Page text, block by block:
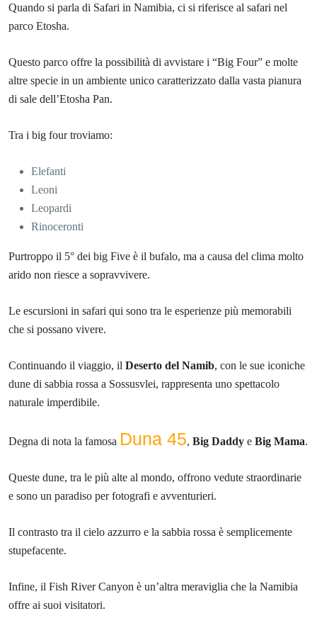
Quando si parla di Safari in Namibia, ci si riferisce al safari nel
parco Etosha.
Questo parco offre la possibilità di avvistare i “Big Four” e molte
altre specie in un ambiente unico caratterizzato dalla vasta pianura
di sale dell’Etosha Pan.
Tra i big four troviamo:
Elefanti
Leoni
Leopardi
Rinoceronti
Purtroppo il 5° dei big Five è il bufalo, ma a causa del clima molto
arido non riesce a sopravvivere.
Le escursioni in safari qui sono tra le esperienze più memorabili
che si possano vivere.
Continuando il viaggio, il Deserto del Namib, con le sue iconiche
dune di sabbia rossa a Sossusvlei, rappresenta uno spettacolo
naturale imperdibile.
Degna di nota la famosa Duna 45, Big Daddy e Big Mama.
Queste dune, tra le più alte al mondo, offrono vedute straordinarie
e sono un paradiso per fotografi e avventurieri.
Il contrasto tra il cielo azzurro e la sabbia rossa è semplicemente
stupefacente.
Infine, il Fish River Canyon è un’altra meraviglia che la Namibia
offre ai suoi visitatori.